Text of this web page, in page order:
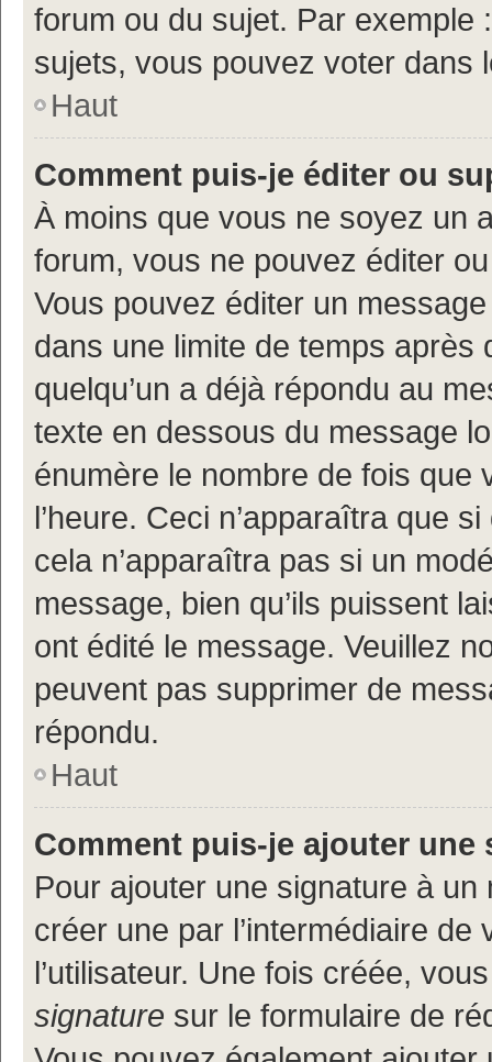
forum ou du sujet. Par
sujets, vous pouvez voter dans
Haut
Comment puis-je éditer ou
À moins que vous ne soyez un
forum, vous ne pouvez éditer
Vous pouvez éditer un
dans une limite de temps après
quelqu’un a déjà répondu au
texte en dessous du message
énumère le nombre de fois que
l’heure. Ceci n’apparaîtra que
cela n’apparaîtra pas si un
message, bien qu’ils puissent
ont édité le message. Veuillez
peuvent pas supprimer de
répondu.
Haut
Comment puis-je ajouter une
Pour ajouter une signature à
créer une par l’intermédiaire
l’utilisateur. Une fois créée,
signature sur le formulaire de